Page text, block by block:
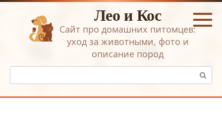
Перейти
Лео и Кос
Сайт про домашних питомцев:
уход за животными, фото и
описание пород
Поиск: